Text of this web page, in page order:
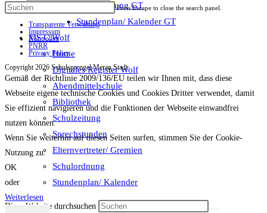
Schulordnung GT
Stundenplan/ Kalender GT
MS C.Wolf
Home
Digitales Register Wolf
Abendmittelschule
Bibliothek
Schulzeitung
Sprechstunden
Elternvertreter/ Gremien
Schulordnung
Stundenplan/ Kalender
Diese Website durchsuchen
Press Escape to close the search panel.
Transparente Verwaltung
Impressum
Kontrollen
PNRR
Privacy Policy
Copyright 2026 Schulsprengel Meran Stadt
Gemäß der Richtlinie 2009/136/EU teilen wir Ihnen mit, dass diese
Webseite eigene technische Cookies und Cookies Dritter verwendet, damit
Sie effizient navigieren und die Funktionen der Webseite einwandfrei
nutzen können.
Wenn Sie weiterhin auf diesen Seiten surfen, stimmen Sie der Cookie-
Nutzung zu.
OK
oder
Weiterlesen